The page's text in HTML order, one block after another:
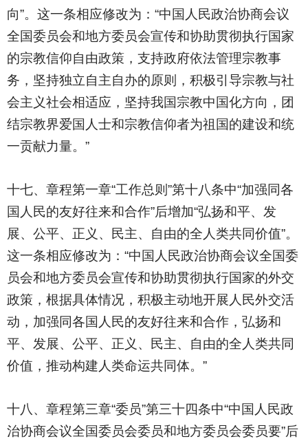
向”。这一条相应修改为：“中国人民政治协商会议
全国委员会和地方委员会宣传和协助贯彻执行国家
的宗教信仰自由政策，支持政府依法管理宗教事
务，坚持独立自主自办的原则，积极引导宗教与社
会主义社会相适应，坚持我国宗教中国化方向，团
结宗教界爱国人士和宗教信仰者为祖国的建设和统
一贡献力量。”
十七、章程第一章“工作总则”第十八条中“加强同各
国人民的友好往来和合作”后增加“弘扬和平、发
展、公平、正义、民主、自由的全人类共同价值”。
这一条相应修改为：“中国人民政治协商会议全国委
员会和地方委员会宣传和协助贯彻执行国家的外交
政策，根据具体情况，积极主动地开展人民外交活
动，加强同各国人民的友好往来和合作，弘扬和
平、发展、公平、正义、民主、自由的全人类共同
价值，推动构建人类命运共同体。”
十八、章程第三章“委员”第三十四条中“中国人民政
治协商会议全国委员会委员和地方委员会委员要”后